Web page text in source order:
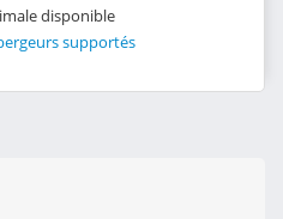
disponible
supportés